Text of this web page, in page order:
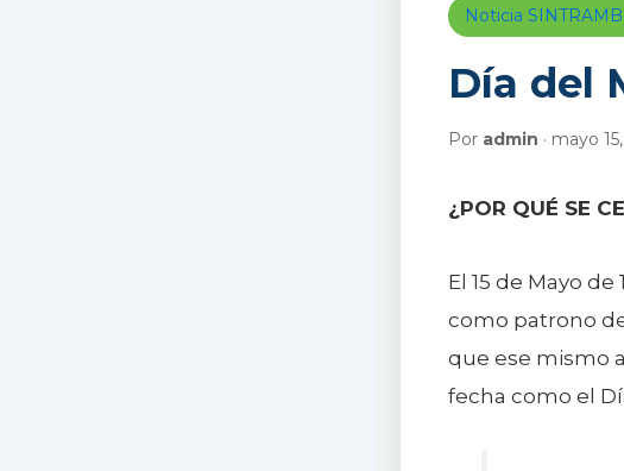
Noticia
Día del
Por admin · mayo
¿POR QUÉ SE
El 15 de Mayo
como patrono
que ese mismo
fecha como el